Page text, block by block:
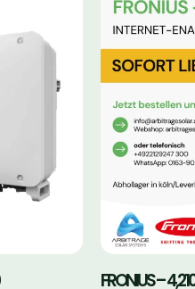
FRONIUS –